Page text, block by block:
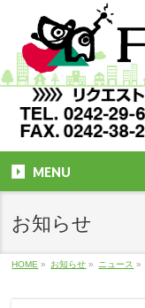
MENU
お知らせ
HOME » お知らせ » ニュース »